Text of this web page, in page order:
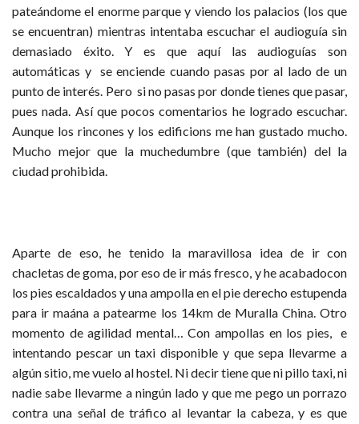
pateándome el enorme parque y viendo los palacios (los que
se encuentran) mientras intentaba escuchar el audioguía sin
demasiado éxito. Y es que aquí las audioguías son
automáticas y se enciende cuando pasas por al lado de un
punto de interés. Pero si no pasas por donde tienes que pasar,
pues nada. Así que pocos comentarios he logrado escuchar.
Aunque los rincones y los edificions me han gustado mucho.
Mucho mejor que la muchedumbre (que también) del la
ciudad prohibida.
Aparte de eso, he tenido la maravillosa idea de ir con
chacletas de goma, por eso de ir más fresco, y he acabadocon
los pies escaldados y una ampolla en el pie derecho estupenda
para ir maána a patearme los 14km de Muralla China. Otro
momento de agilidad mental… Con ampollas en los pies, e
intentando pescar un taxi disponible y que sepa llevarme a
algún sitio, me vuelo al hostel. Ni decir tiene que ni pillo taxi, ni
nadie sabe llevarme a ningún lado y que me pego un porrazo
contra una señal de tráfico al levantar la cabeza, y es que